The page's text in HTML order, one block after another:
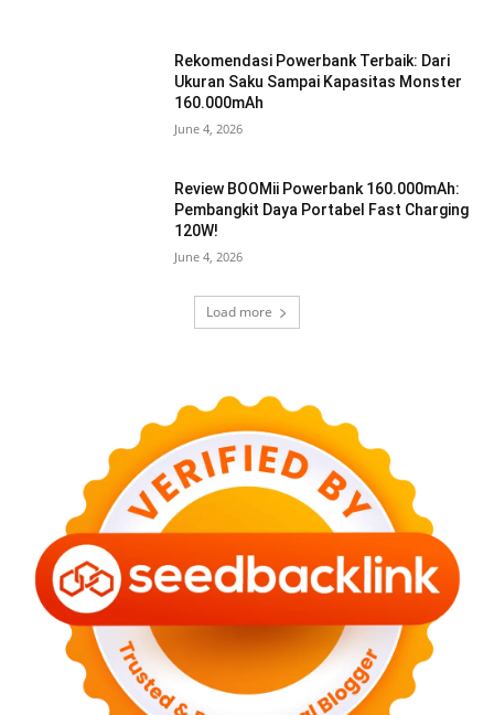
Rekomendasi Powerbank Terbaik: Dari
Ukuran Saku Sampai Kapasitas Monster
160.000mAh
June 4, 2026
Review BOOMii Powerbank 160.000mAh:
Pembangkit Daya Portabel Fast Charging
120W!
June 4, 2026
Load more